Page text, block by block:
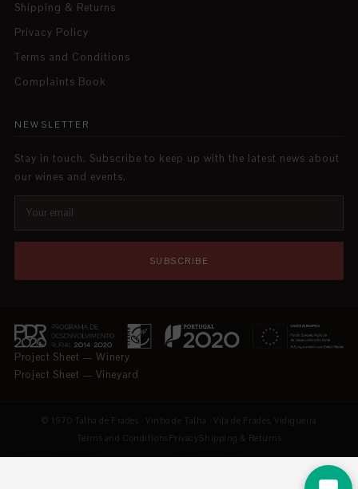
Shipping & Returns
Privacy Policy
Terms and Conditions
Complaints Book
NEWSLETTER
Stay in touch. Subscribe to keep up with the latest news about
our wines and events.
SUBSCRIBE
Project Sheet — Winery
Project Sheet — Vineyard
© 1970 Talha de Frades · Vinho de Talha · Vila de Frades, Vidigueira
Terms and ConditionsPrivacy Shipping & Returns